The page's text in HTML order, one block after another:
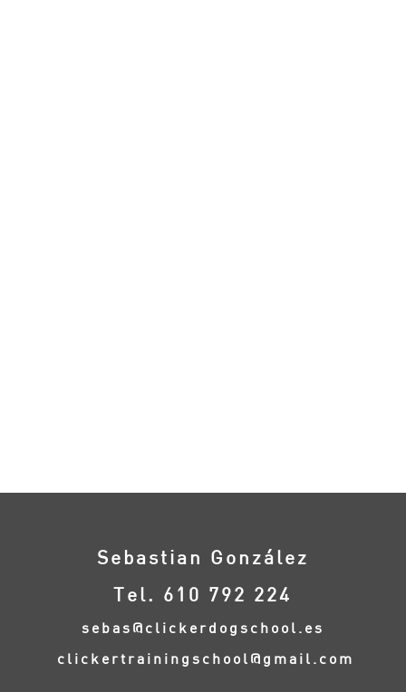
Sebastian González
Tel. 610 792 224
sebas@clickerdogschool.es
clickertrainingschool@gmail.com